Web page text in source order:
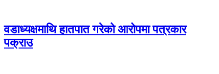
वडाध्यक्षमाथि हातपात गरेको आरोपमा पत्रकार
पक्राउ